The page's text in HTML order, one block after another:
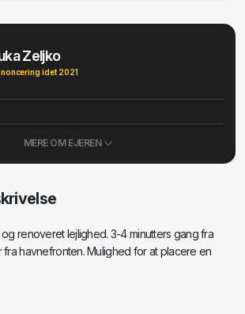
Zeljko
idet 2021
MERE OM EJEREN
renoveret lejlighed. 3-4 minutters gang fra
havnefronten. Mulighed for at placere en